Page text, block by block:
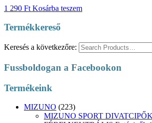
1 290 Ft Kosárba teszem
Termékkereső
Keresés a következőre:
Fussboldogan a Facebookon
Termékeink
MIZUNO (223)
MIZUNO SPORT DIVATCIPŐK